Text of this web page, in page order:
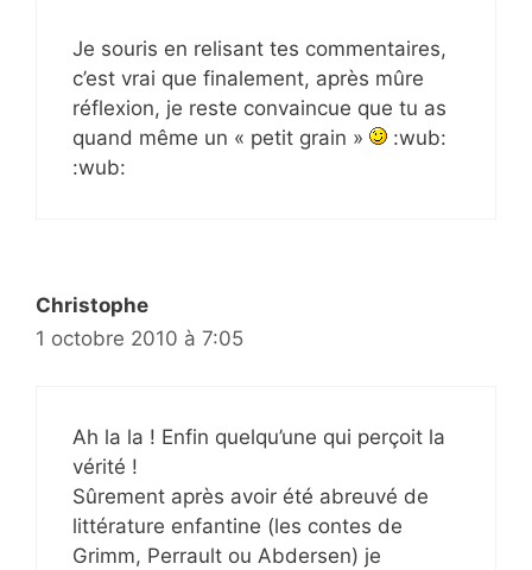
Je souris en relisant tes commentaires,
c’est vrai que finalement, après mûre
réflexion, je reste convaincue que tu as
quand même un « petit grain »
:wub:
:wub:
Christophe
1 octobre 2010 à 7:05
Ah la la ! Enfin quelqu’une qui perçoit la
vérité !
Sûrement après avoir été abreuvé de
littérature enfantine (les contes de
Grimm, Perrault ou Abdersen) je